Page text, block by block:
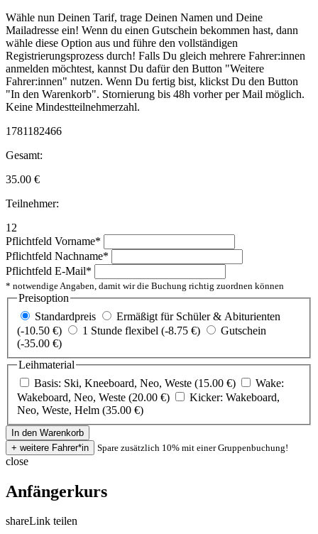
Wähle nun Deinen Tarif, trage Deinen Namen und Deine
Mailadresse ein! Wenn du einen Gutschein bekommen hast, dann
wähle diese Option aus und führe den vollständigen
Registrierungsprozess durch! Falls Du gleich mehrere Fahrer:innen
anmelden möchtest, kannst Du dafür den Button "Weitere
Fahrer:innen" nutzen. Wenn Du fertig bist, klickst Du den Button
"In den Warenkorb". Stornierung bis 48h vorher per Mail möglich.
Keine Mindestteilnehmerzahl.
1781182466
Gesamt:
35.00 €
Teilnehmer:
12
Pflichtfeld Vorname*
Pflichtfeld Nachname*
Pflichtfeld E-Mail*
* notwendige Angaben, damit wir die Buchung richtig zuordnen können
Preisoption
Standardpreis
Ermäßigt für Schüler & Abiturienten
(-10.50 €)
1 Stunde flexibel (-8.75 €)
Gutschein
(-35.00 €)
Leihmaterial
Basis: Ski, Kneeboard, Neo, Weste (15.00 €)
Wake:
Wakeboard, Neo, Weste (20.00 €)
Kicker: Wakeboard,
Neo, Weste, Helm (35.00 €)
Spare zusätzlich 10% mit einer Gruppenbuchung!
close
Anfängerkurs
shareLink teilen